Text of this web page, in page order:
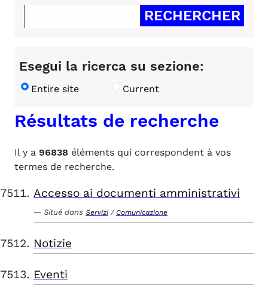
Esegui la ricerca su sezione:
Entire site Current
Résultats de recherche
Il y a 96838 éléments qui correspondent à vos
termes de recherche.
Accesso ai documenti amministrativi
Situé dans Servizi / Comunicazione
Notizie
Eventi